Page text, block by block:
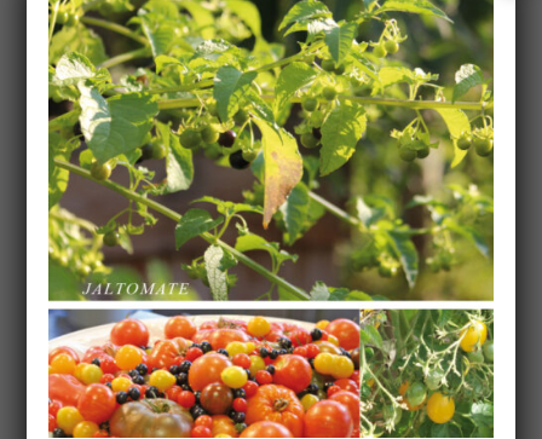
Blog/ AKTUELL,ALLGEMEIN
Die Gewinnspielfrage lautete: Welche
Lavendelpflanze ist durch die Arbeit von
Insekten entstanden?Lavendel (Lavendula
angustifolia) oder Lavandin (Lavendula X
intermedia)? Die Antwort und die Gewinner …
mehr lesen